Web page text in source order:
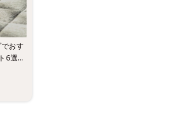
おす
6選！